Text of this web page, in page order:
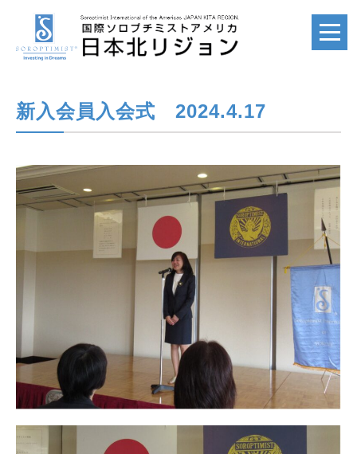
ホーム
HOME
国際ソロプチミスト
SI
国際ソロプチミスト
アメリカ
SIA
日本北リジョン
JAPAN KITA
新入会員入会式 2024.4.17